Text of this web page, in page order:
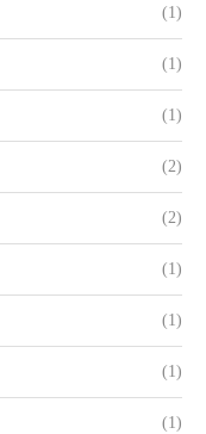
(1)
(1)
(1)
(2)
(2)
(1)
(1)
(1)
(1)